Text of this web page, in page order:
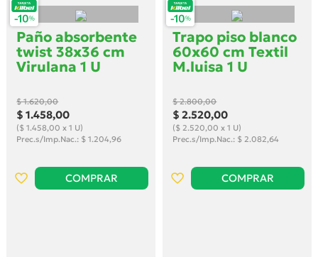
Paño absorbente
twist 38x36 cm
Virulana 1 U
$ 1.620,00
$ 1.458,00
($ 1.458,00 x 1 U)
Prec.s/Imp.Nac.: $ 1.204,96
COMPRAR
Trapo piso blanco
60x60 cm Textil
M.luisa 1 U
$ 2.800,00
$ 2.520,00
($ 2.520,00 x 1 U)
Prec.s/Imp.Nac.: $ 2.082,64
COMPRAR